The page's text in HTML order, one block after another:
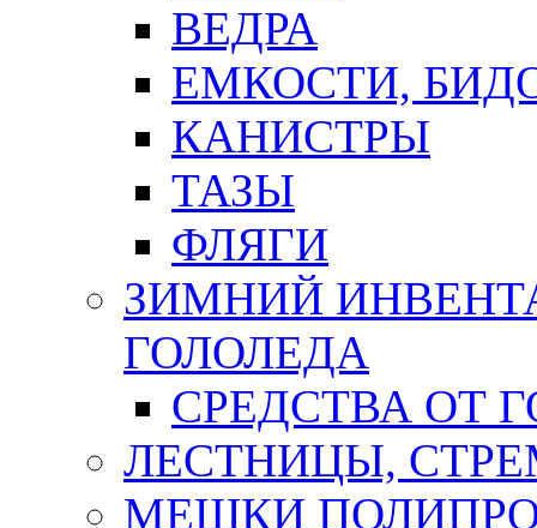
ВЕДРА
ЕМКОСТИ,
КАНИСТРЫ
ТАЗЫ
ФЛЯГИ
ЗИМНИЙ
ГОЛОЛЕДА
СРЕДСТВА ОТ
ЛЕСТНИЦЫ,
МЕШКИ